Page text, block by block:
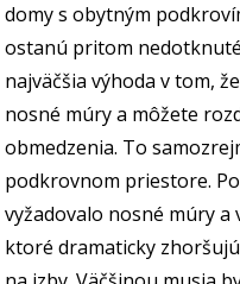
domy s obytným
ostanú pritom
najväčšia výhoda v tom,
nosné múry a môžete
obmedzenia. To
podkrovnom priestore.
vyžadovalo nosné múry
ktoré dramaticky